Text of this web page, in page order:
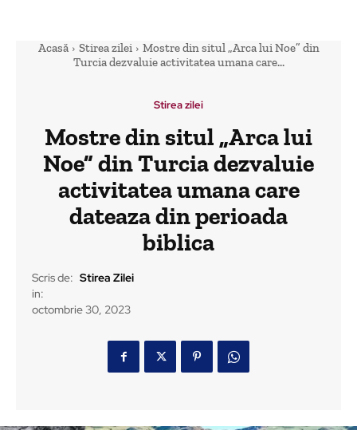
Acasă Stirea zilei
Mostre din situl „Arca lui Noe” din
Turcia dezvaluie activitatea umana care...
Stirea zilei
Mostre din situl „Arca lui
Noe” din Turcia dezvaluie
activitatea umana care
dateaza din perioada
biblica
Scris de: Stirea Zilei
in:
octombrie 30, 2023